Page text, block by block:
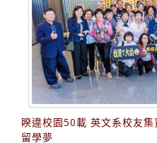
睽違校園50載 英文系校友
留學夢